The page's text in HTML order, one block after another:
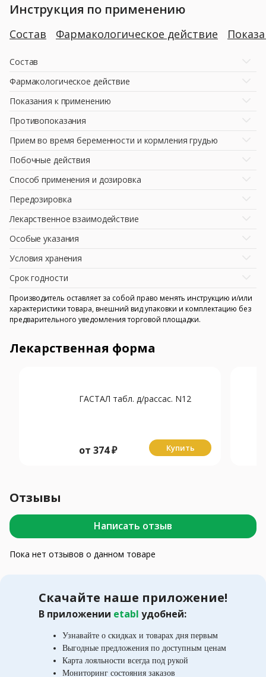
Инструкция по применению
Состав Фармакологическое действие
Состав
Фармакологическое действие
Показания к применению
Противопоказания
Прием во время беременности и кормления грудью
Побочные действия
Способ применения и дозировка
Передозировка
Лекарственное взаимодействие
Особые указания
Условия хранения
Срок годности
Производитель оставляет за собой право менять инструкцию и/или
характеристики товара, внешний вид упаковки и комплектацию без
предварительного уведомления торговой площадки.
Лекарственная форма
ГАСТАЛ табл. д/рассас. N12
от 374₽ Купить
Отзывы
Написать отзыв
Пока нет отзывов о данном товаре
Скачайте наше приложение!
В приложении etabl удобней:
Узнавайте о скидках и товарах дня первым
Выгодные предложения по доступным ценам
Карта лояльности всегда под рукой
Мониторинг состояния заказов